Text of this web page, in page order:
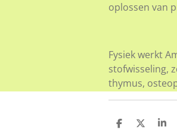
oplossen van
Fysiek werkt
stofwisseling,
thymus,
D
D
S